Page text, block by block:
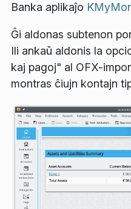
Banka aplikaĵo
Ĝi aldonas subtenon
Ili ankaŭ aldonis la
kaj pagoj" al OFX-
montras ĉiujn kontajn